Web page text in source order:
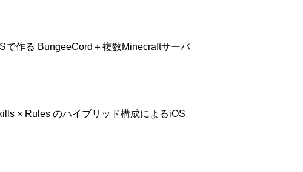
で作る BungeeCord＋複数Minecraftサーバ
× Rules のハイブリッド構成によるiOS